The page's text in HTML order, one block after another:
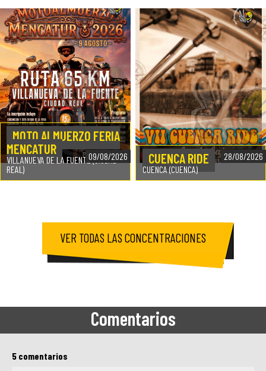
MOTO ALMUERZO FERIA
MENCATUR
VILLANUEVA DE LA FUENTE (CIUDAD
REAL)
09/08/2026 CUENCA RIDE
CUENCA (CUENCA)
28/08/2026
VER TODAS LAS CONCENTRACIONES
Comentarios
5 comentarios